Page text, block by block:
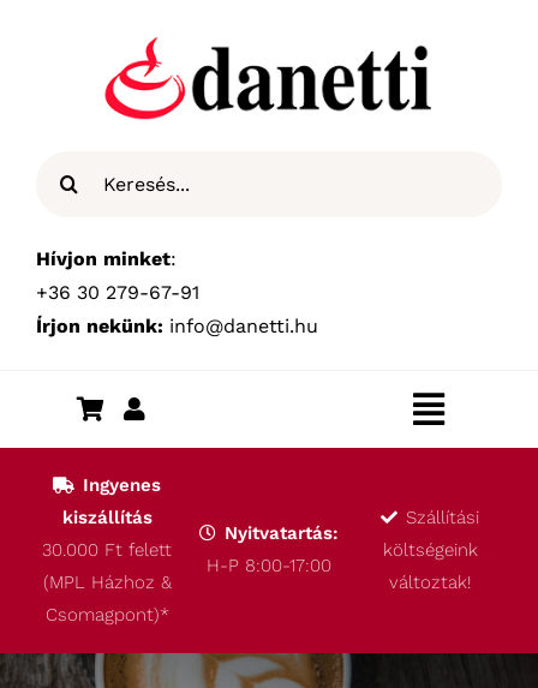
Hívjon minket:
+36 30 279-67-91
Írjon nekünk: info@danetti.hu
Toggle
Kezdőlap
Termékeink
Ingyenes
kiszállítás
30.000 Ft felett
(MPL Házhoz &
Csomagpont)*
Nyitvatartás:
H-P 8:00-17:00
Szállítási
költségeink
változtak!